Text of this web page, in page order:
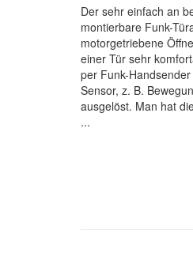
Der sehr einfach an
montierbare Funk-
motorgetriebene
einer Tür sehr
per Funk-
Sensor, z. B.
ausgelöst. Man hat
...